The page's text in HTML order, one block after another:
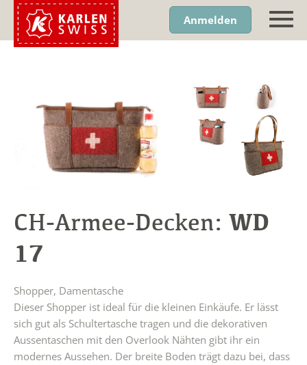
Anmelden
CH-Armee-Decken: WD
17
Shopper, Damentasche
Dieser Shopper ist ideal für die kleinen Einkäufe. Er lässt
sich gut als Schultertasche tragen und die dekorativen
Aussentaschen mit den Overlook Nähten gibt ihr ein
modernes Aussehen. Der breite Boden trägt dazu bei, dass